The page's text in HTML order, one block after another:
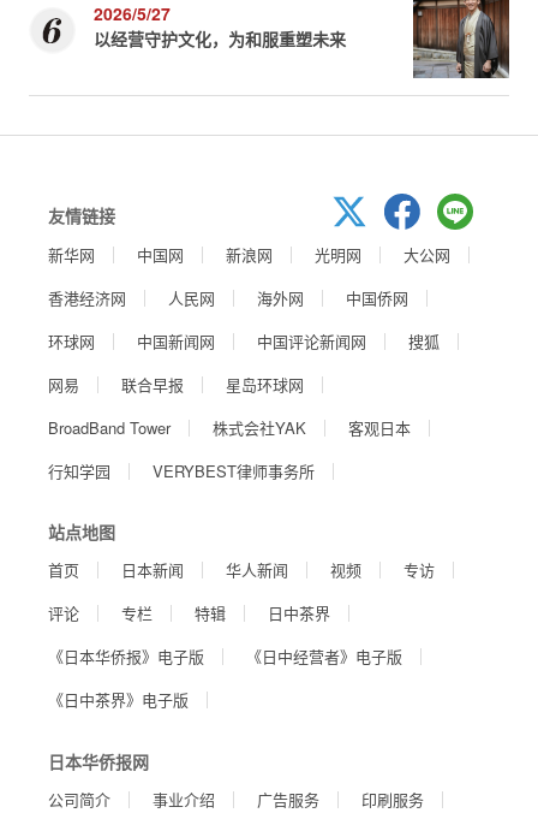
2026/5/27
以经营守护文化，为和服重塑未来
友情链接
新华网 中国网 新浪网 光明网
大公网
香港经济网
人民网 海外网
中国侨网
环球网
中国新闻网 中国评论新闻网
搜狐
网易
联合早报
星岛环球网
BroadBand Tower
株式会社YAK
客观日本
行知学园
VERYBEST律师事务所
站点地图
首页 日本新闻 华人新闻 视频
专访
评论
专栏 特辑
日中茶界
《日本华侨报》电子版
《日中经营者》电子版
《日中茶界》电子版
日本华侨报网
公司简介 事业介绍 广告服务 印刷服务